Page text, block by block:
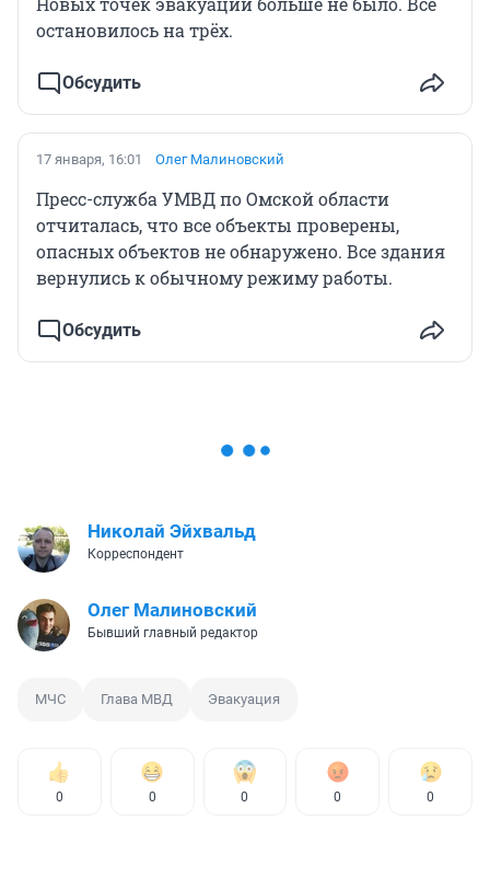
остановилось на трёх.
Обсудить
17 января, 16:01 Олег Малиновский
Пресс-служба УМВД по Омской области
отчиталась, что все объекты проверены,
опасных объектов не обнаружено. Все здания
вернулись к обычному режиму работы.
Обсудить
Николай Эйхвальд
Корреспондент
Олег Малиновский
Бывший главный редактор
МЧС Глава МВД Эвакуация
0 0 0 0 0